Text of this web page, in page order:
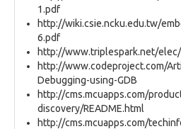
1.pdf
http://wiki.csie.ncku.edu.tw/
6.pdf
http://www.triplespark.net/
http://www.codeproject.com/
Debugging-using-GDB
http://cms.mcuapps.com/
discovery/README.html
http://cms.mcuapps.com/